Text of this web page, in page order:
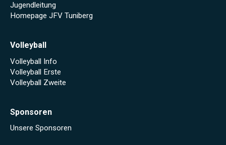
Jugendleitung
Homepage JFV Tuniberg
Volleyball
Volleyball Info
Volleyball Erste
Volleyball Zweite
Sponsoren
Unsere Sponsoren